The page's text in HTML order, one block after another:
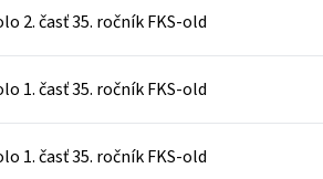
2. časť 35. ročník FKS-old
1. časť 35. ročník FKS-old
1. časť 35. ročník FKS-old